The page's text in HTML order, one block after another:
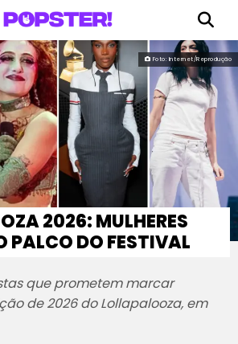
Foto: Internet/Reprodução
2026: MULHERES
PALCO DO FESTIVAL
que prometem marcar
de 2026 do Lollapalooza, em